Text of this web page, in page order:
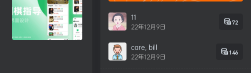
11
22年12月9日
72
care, bill
22年12月9日
146